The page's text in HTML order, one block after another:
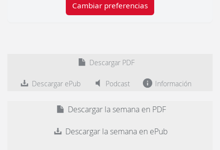
Cambiar preferencias
Descargar PDF
Descargar ePub Podcast Información
Descargar la semana en PDF
Descargar la semana en ePub